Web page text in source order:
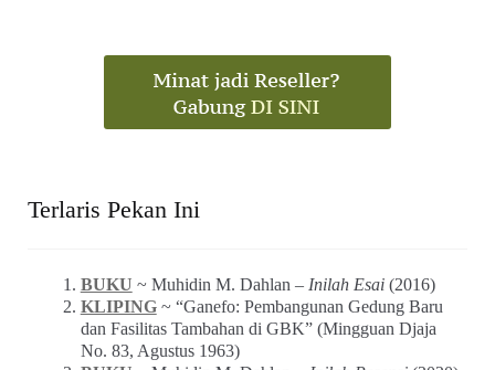
Terlaris Pekan Ini
BUKU ~ Muhidin M. Dahlan – Inilah Esai(2016)
KLIPING~ “Ganefo: Pembangunan Gedung Baru
dan Fasilitas Tambahan di GBK” (Mingguan Djaja
No. 83, Agustus 1963)